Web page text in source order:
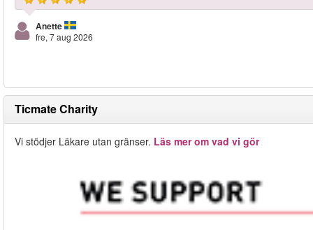
Anette
fre, 7 aug 2026
Ticmate Charity
Vi stödjer Läkare utan gränser. Läs mer om vad vi gör